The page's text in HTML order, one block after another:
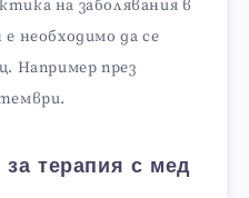
на заболявания в
необходимо да се
Например през
за терапия с мед